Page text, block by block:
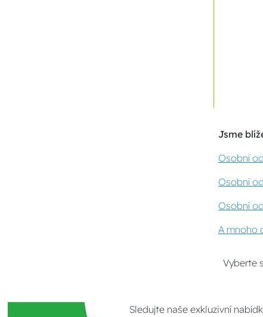
Jsme
Osobní
Osobní
Osobní
A mnoho
Vyberte
Sledujte naše exkluzivní